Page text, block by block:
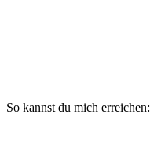
So kannst du mich erreichen: